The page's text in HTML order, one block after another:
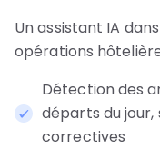
Un assistant IA
opérations
Détection des
départs du
correctives